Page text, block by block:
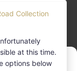
en service te